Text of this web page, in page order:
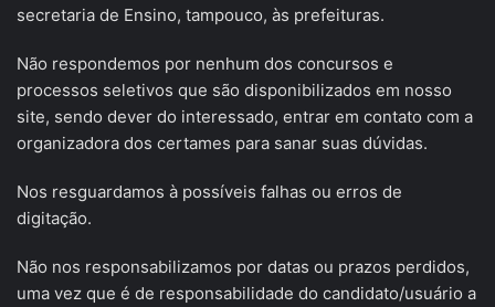
secretaria de Ensino, tampouco, às prefeituras.
Não respondemos por nenhum dos concursos e
processos seletivos que são disponibilizados em nosso
site, sendo dever do interessado, entrar em contato com a
organizadora dos certames para sanar suas dúvidas.
Nos resguardamos à possíveis falhas ou erros de
digitação.
Não nos responsabilizamos por datas ou prazos perdidos,
uma vez que é de responsabilidade do candidato/usuário a